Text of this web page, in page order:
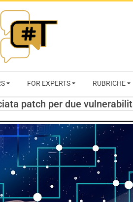
FOR EXPERTS RUBRICHE
patch per due